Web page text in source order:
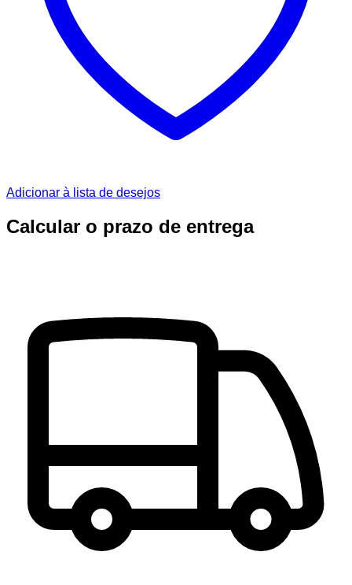
Adicionar à lista de desejos
Calcular o prazo de entrega